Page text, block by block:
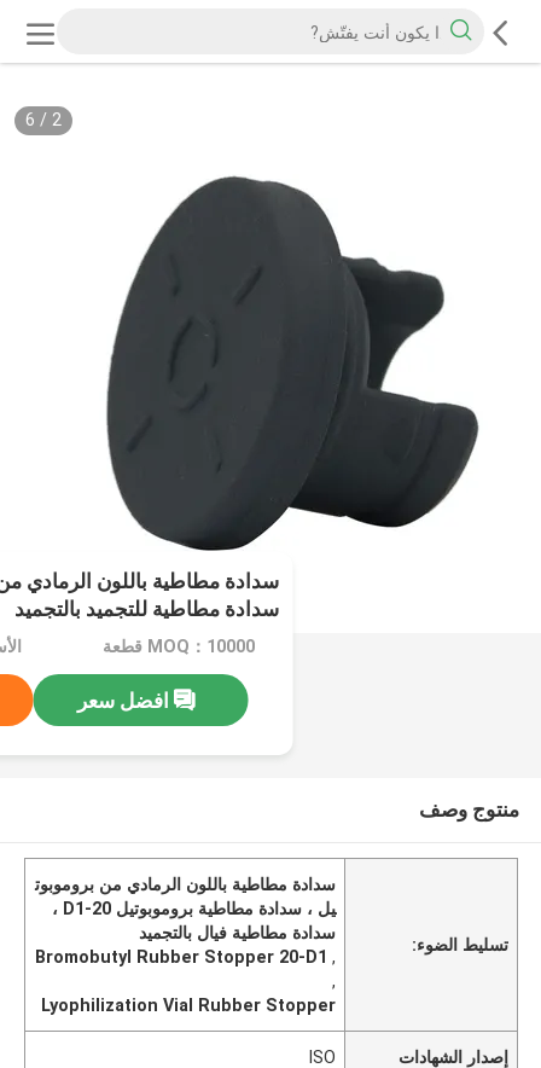
2
/
6
سدادة مطاطية للتجميد بالتجميد
MOQ：10000 قطعة
افضل سعر
منتوج وصف
تسليط الضوء:
سدادة مطاطية باللون الرمادي من بروموبوت
يل ، سدادة مطاطية بروموبوتيل 20-D1 ،
سدادة مطاطية فيال بالتجميد
,
Bromobutyl Rubber Stopper 20-D1
,
Lyophilization Vial Rubber Stopper
إصدار الشهادات ISO